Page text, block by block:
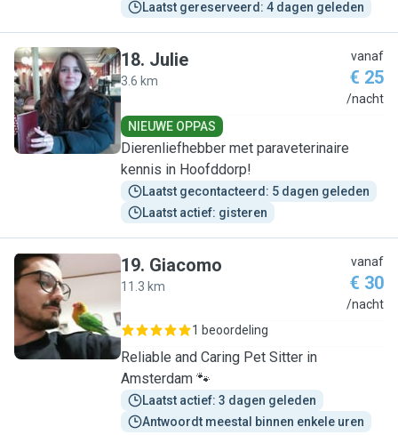
Laatst gereserveerd: 4 dagen geleden
J
18. Julie
3.6 km
vanaf
€ 25
/nacht
NIEUWE OPPAS
Dierenliefhebber met paraveterinaire
kennis in Hoofddorp!
Laatst gecontacteerd: 5 dagen geleden
Laatst actief: gisteren
G
19. Giacomo
11.3 km
vanaf
€ 30
/nacht
1 beoordeling
Reliable and Caring Pet Sitter in
Amsterdam 🐾
Laatst actief: 3 dagen geleden
Antwoordt meestal binnen enkele uren